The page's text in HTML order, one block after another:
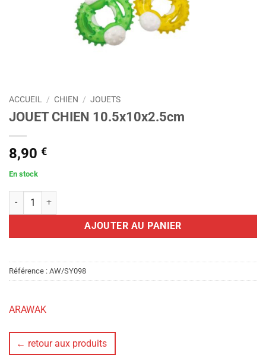
ACCUEIL / CHIEN / JOUETS
JOUET CHIEN 10.5x10x2.5cm
8,90 €
En stock
quantité de JOUET CHIEN 10.5x10x2.5cm
AJOUTER AU PANIER
Référence : AW/SY098
ARAWAK
← retour aux produits